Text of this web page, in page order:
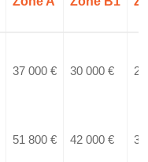
37 000 € 30 000 €
51 800 € 42 000 €